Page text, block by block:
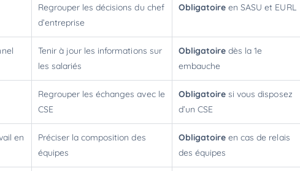
Regrouper les décisions du chef
d’entreprise
Obligatoireen SASU et EURL
Tenir à jour les informations sur
les salariés
Obligatoiredès la 1e
embauche
Regrouper les échanges avec le
CSE
Obligatoiresi vous disposez
d’un CSE
en
Préciser la composition des
équipes
Obligatoireen cas de relais
des équipes